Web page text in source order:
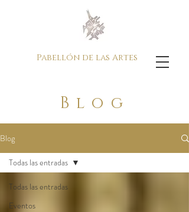
Pabellón de las Artes
Blog
Blog
Todas las entradas
Eventos
Todas las entradas